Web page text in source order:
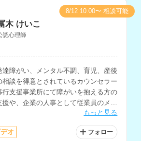
木 けいこ
認心理師
達障がい、メンタル不調、育児、産後
相談を得意とされているカウンセラー
行支援事業所にて障がいを抱える方の
や、企業の人事として従業員のメン
もっと見る
オ フォロー
8/12 10:00〜 相談可能